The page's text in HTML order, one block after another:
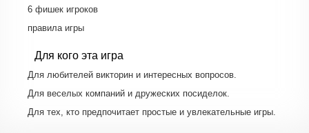
6 фишек игроков
правила игры
Для кого эта игра
Для любителей викторин и интересных вопросов.
Для веселых компаний и дружеских посиделок.
Для тех, кто предпочитает простые и увлекательные игры.